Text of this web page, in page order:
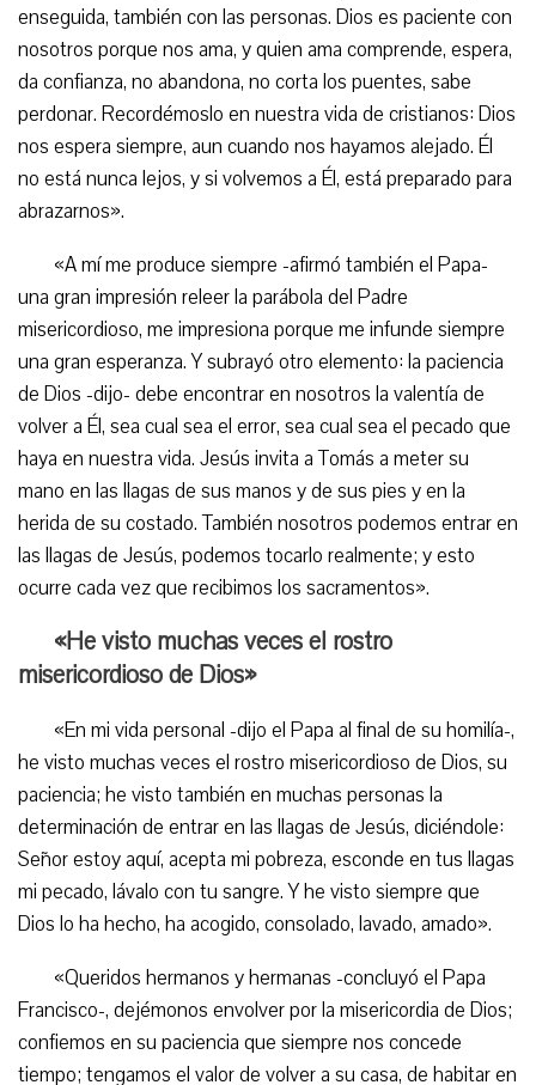
enseguida, también con las personas. Dios es paciente con
nosotros porque nos ama, y quien ama comprende, espera,
da confianza, no abandona, no corta los puentes, sabe
perdonar. Recordémoslo en nuestra vida de cristianos: Dios
nos espera siempre, aun cuando nos hayamos alejado. Él
no está nunca lejos, y si volvemos a Él, está preparado para
abrazarnos».
«A mí me produce siempre -afirmó también el Papa-
una gran impresión releer la parábola del Padre
misericordioso, me impresiona porque me infunde siempre
una gran esperanza. Y subrayó otro elemento: la paciencia
de Dios -dijo- debe encontrar en nosotros la valentía de
volver a Él, sea cual sea el error, sea cual sea el pecado que
haya en nuestra vida. Jesús invita a Tomás a meter su
mano en las llagas de sus manos y de sus pies y en la
herida de su costado. También nosotros podemos entrar en
las llagas de Jesús, podemos tocarlo realmente; y esto
ocurre cada vez que recibimos los sacramentos».
«He visto muchas veces el rostro
misericordioso de Dios»
«En mi vida personal -dijo el Papa al final de su homilía-,
he visto muchas veces el rostro misericordioso de Dios, su
paciencia; he visto también en muchas personas la
determinación de entrar en las llagas de Jesús, diciéndole:
Señor estoy aquí, acepta mi pobreza, esconde en tus llagas
mi pecado, lávalo con tu sangre. Y he visto siempre que
Dios lo ha hecho, ha acogido, consolado, lavado, amado».
«Queridos hermanos y hermanas -concluyó el Papa
Francisco-, dejémonos envolver por la misericordia de Dios;
confiemos en su paciencia que siempre nos concede
tiempo; tengamos el valor de volver a su casa, de habitar en